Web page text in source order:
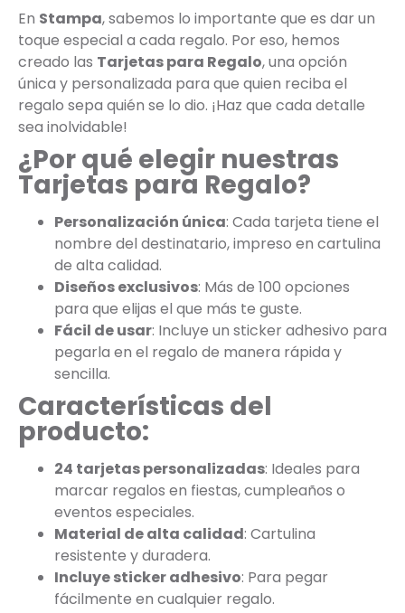
En Stampa, sabemos lo importante que es dar un
toque especial a cada regalo. Por eso, hemos
creado las Tarjetas para Regalo, una opción
única y personalizada para que quien reciba el
regalo sepa quién se lo dio. ¡Haz que cada detalle
sea inolvidable!
¿Por qué elegir nuestras
Tarjetas para Regalo?
Personalización única: Cada tarjeta tiene el
nombre del destinatario, impreso en cartulina
de alta calidad.
Diseños exclusivos: Más de 100 opciones
para que elijas el que más te guste.
Fácil de usar: Incluye un sticker adhesivo para
pegarla en el regalo de manera rápida y
sencilla.
Características del
producto:
24 tarjetas personalizadas: Ideales para
marcar regalos en fiestas, cumpleaños o
eventos especiales.
Material de alta calidad: Cartulina
resistente y duradera.
Incluye sticker adhesivo: Para pegar
fácilmente en cualquier regalo.